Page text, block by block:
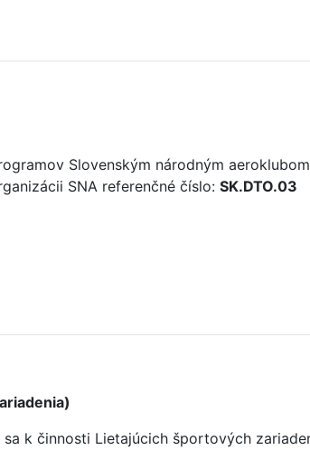
Slovenským národným
SNA referenčné číslo: SK.DTO.03
k činnosti Lietajúcich športových